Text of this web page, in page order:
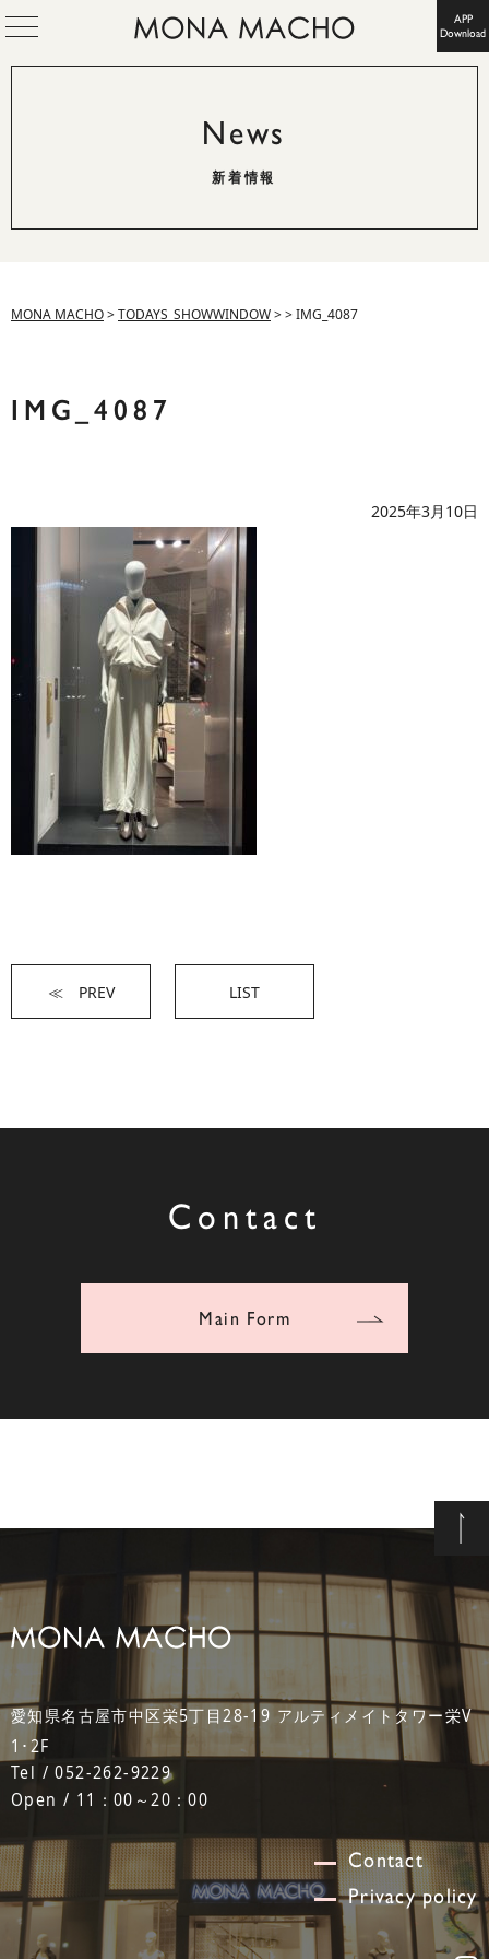
APP
Download
News
新着情報
MONA MACHO>TODAYS_SHOWWINDOW>>IMG_4087
IMG_4087
2025年3月10日
≪ PREV LIST
Contact
Main Form
愛知県名古屋市中区栄5丁目28-19 アルティメイトタワー栄V
1･2F
Tel / 052-262-9229
Open / 11：00～20：00
Contact
Privacy policy